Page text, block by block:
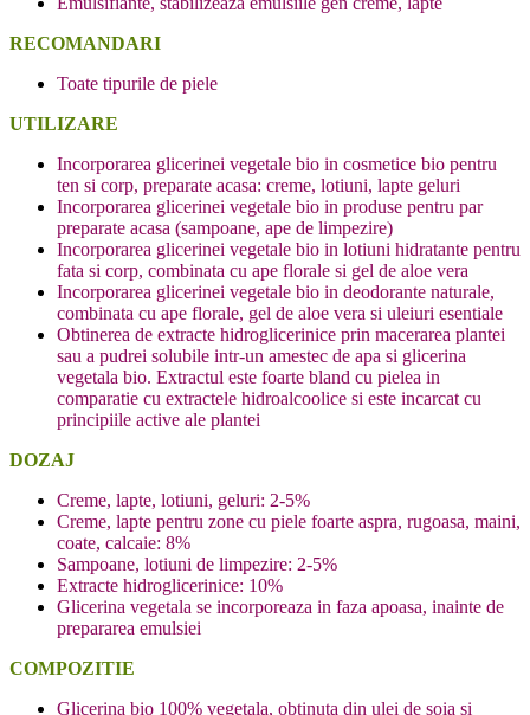
RECOMANDARI
Toate tipurile de piele
UTILIZARE
Incorporarea glicerinei vegetale bio in cosmetice bio pentru
ten si corp, preparate acasa: creme, lotiuni, lapte geluri
Incorporarea glicerinei vegetale bio in produse pentru par
preparate acasa (sampoane, ape de limpezire)
Incorporarea glicerinei vegetale bio in lotiuni hidratante pentru
fata si corp, combinata cu ape florale si gel de aloe vera
Incorporarea glicerinei vegetale bio in deodorante naturale,
combinata cu ape florale, gel de aloe vera si uleiuri esentiale
Obtinerea de extracte hidroglicerinice prin macerarea plantei
sau a pudrei solubile intr-un amestec de apa si glicerina
vegetala bio. Extractul este foarte bland cu pielea in
comparatie cu extractele hidroalcoolice si este incarcat cu
principiile active ale plantei
DOZAJ
Creme, lapte, lotiuni, geluri: 2-5%
Creme, lapte pentru zone cu piele foarte aspra, rugoasa, maini,
coate, calcaie: 8%
Sampoane, lotiuni de limpezire: 2-5%
Extracte hidroglicerinice: 10%
Glicerina vegetala se incorporeaza in faza apoasa, inainte de
prepararea emulsiei
COMPOZITIE
Glicerina bio 100% vegetala, obtinuta din ulei de soia si